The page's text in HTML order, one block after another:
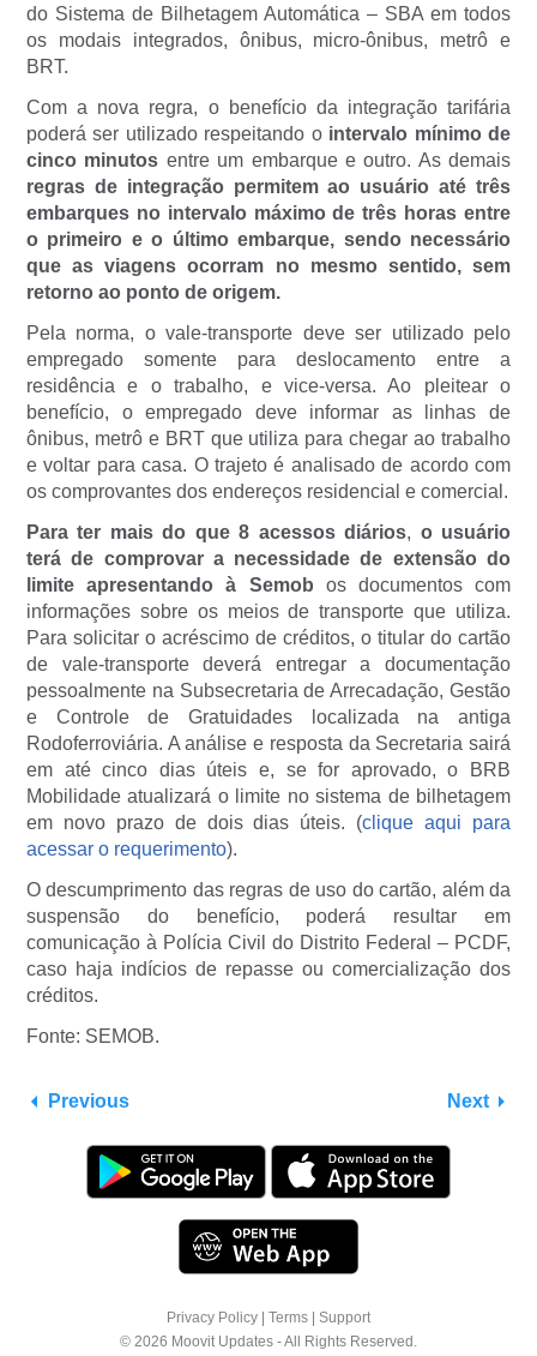
do Sistema de Bilhetagem Automática – SBA em todos
os modais integrados, ônibus, micro-ônibus, metrô e
BRT.
Com a nova regra, o benefício da integração tarifária
poderá ser utilizado respeitando o intervalo mínimo de
cinco minutos entre um embarque e outro. As demais
regras de integração permitem ao usuário até três
embarques no intervalo máximo de três horas entre
o primeiro e o último embarque, sendo necessário
que as viagens ocorram no mesmo sentido, sem
retorno ao ponto de origem.
Pela norma, o vale-transporte deve ser utilizado pelo
empregado somente para deslocamento entre a
residência e o trabalho, e vice-versa. Ao pleitear o
benefício, o empregado deve informar as linhas de
ônibus, metrô e BRT que utiliza para chegar ao trabalho
e voltar para casa. O trajeto é analisado de acordo com
os comprovantes dos endereços residencial e comercial.
Para ter mais do que 8 acessos diários, o usuário
terá de comprovar a necessidade de extensão do
limite apresentando à Semob os documentos com
informações sobre os meios de transporte que utiliza.
Para solicitar o acréscimo de créditos, o titular do cartão
de vale-transporte deverá entregar a documentação
pessoalmente na Subsecretaria de Arrecadação, Gestão
e Controle de Gratuidades localizada na antiga
Rodoferroviária. A análise e resposta da Secretaria sairá
em até cinco dias úteis e, se for aprovado, o BRB
Mobilidade atualizará o limite no sistema de bilhetagem
em novo prazo de dois dias úteis. (clique aqui para
acessar o requerimento).
O descumprimento das regras de uso do cartão, além da
suspensão do benefício, poderá resultar em
comunicação à Polícia Civil do Distrito Federal – PCDF,
caso haja indícios de repasse ou comercialização dos
créditos.
Fonte: SEMOB.
Previous Next
Privacy Policy Terms
Support
© 2026 Moovit Updates - All Rights Reserved.